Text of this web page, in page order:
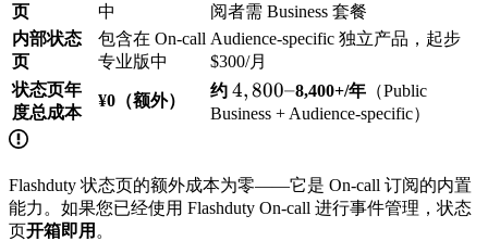
页
中
阅者需 Business 套餐
内部状态
页
包含在 On-call
专业版中
Audience-specific 独立产品，起步
$300/月
状态页年
度总成本
¥0（额外）
约 4,800
–
4,800–8,400+/年 （Public
Business + Audience-specific）
Flashduty 状态页的额外成本为零——它是 On-call 订阅的内置
能力。如果您已经使用 Flashduty On-call 进行事件管理，状态
页开箱即用 。